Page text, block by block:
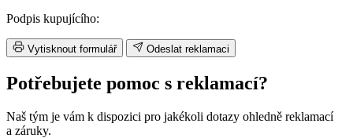
Podpis kupujícího:
Vytisknout formulář Odeslat reklamaci
Potřebujete pomoc s reklamací?
Naš tým je vám k dispozici pro jakékoli dotazy ohledně reklamací
a záruky.